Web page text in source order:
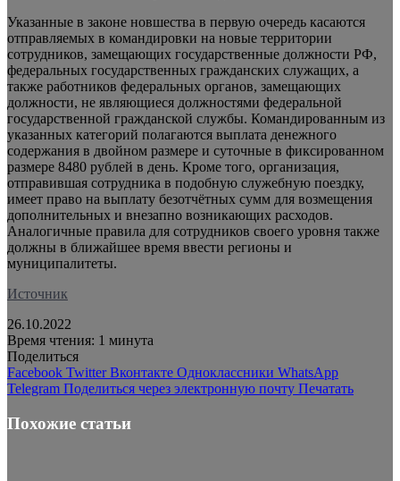
Указанные в законе новшества в первую очередь касаются
отправляемых в командировки на новые территории
сотрудников, замещающих государственные должности РФ,
федеральных государственных гражданских служащих, а
также работников федеральных органов, замещающих
должности, не являющиеся должностями федеральной
государственной гражданской службы. Командированным из
указанных категорий полагаются выплата денежного
содержания в двойном размере и суточные в фиксированном
размере 8480 рублей в день. Кроме того, организация,
отправившая сотрудника в подобную служебную поездку,
имеет право на выплату безотчётных сумм для возмещения
дополнительных и внезапно возникающих расходов.
Аналогичные правила для сотрудников своего уровня также
должны в ближайшее время ввести регионы и
муниципалитеты.
Источник
26.10.2022
Время чтения: 1 минута
Поделиться
Facebook Twitter Вконтакте Одноклассники WhatsApp
Telegram Поделиться через электронную почту Печатать
Похожие статьи